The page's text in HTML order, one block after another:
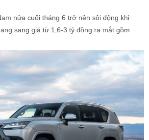
nửa cuối tháng 6 trở nên sôi động khi
sang giá từ 1,6-3 tỷ đồng ra mắt gồm